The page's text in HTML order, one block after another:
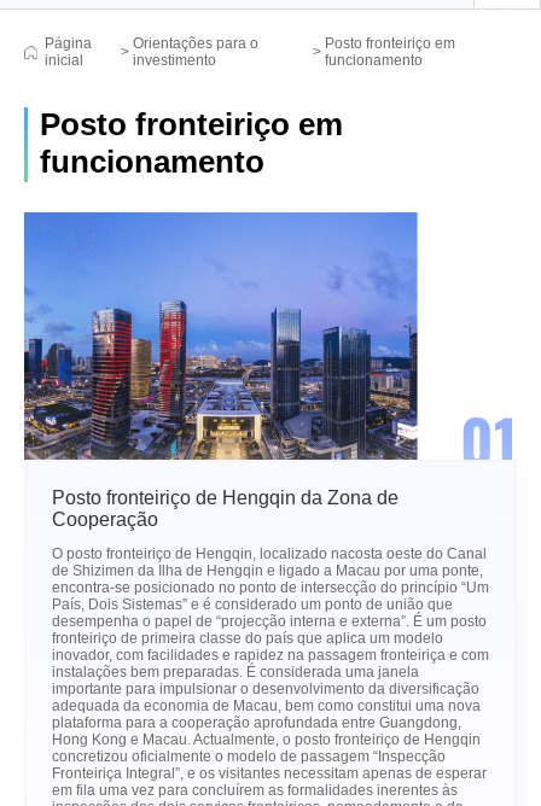
Página
inicial
>Orientações para o
investimento
> Posto fronteiriço em
funcionamento
Posto fronteiriço em
funcionamento
01
Posto fronteiriço de Hengqin da Zona de
Cooperação
O posto fronteiriço de Hengqin, localizado nacosta oeste do Canal
de Shizimen da Ilha de Hengqin e ligado a Macau por uma ponte,
encontra-se posicionado no ponto de intersecção do princípio “Um
País, Dois Sistemas” e é considerado um ponto de união que
desempenha o papel de “projecção interna e externa”. É um posto
fronteiriço de primeira classe do país que aplica um modelo
inovador, com facilidades e rapidez na passagem fronteiriça e com
instalações bem preparadas. É considerada uma janela
importante para impulsionar o desenvolvimento da diversificação
adequada da economia de Macau, bem como constitui uma nova
plataforma para a cooperação aprofundada entre Guangdong,
Hong Kong e Macau. Actualmente, o posto fronteiriço de Hengqin
concretizou oficialmente o modelo de passagem “Inspecção
Fronteiriça Integral”, e os visitantes necessitam apenas de esperar
em fila uma vez para concluírem as formalidades inerentes às